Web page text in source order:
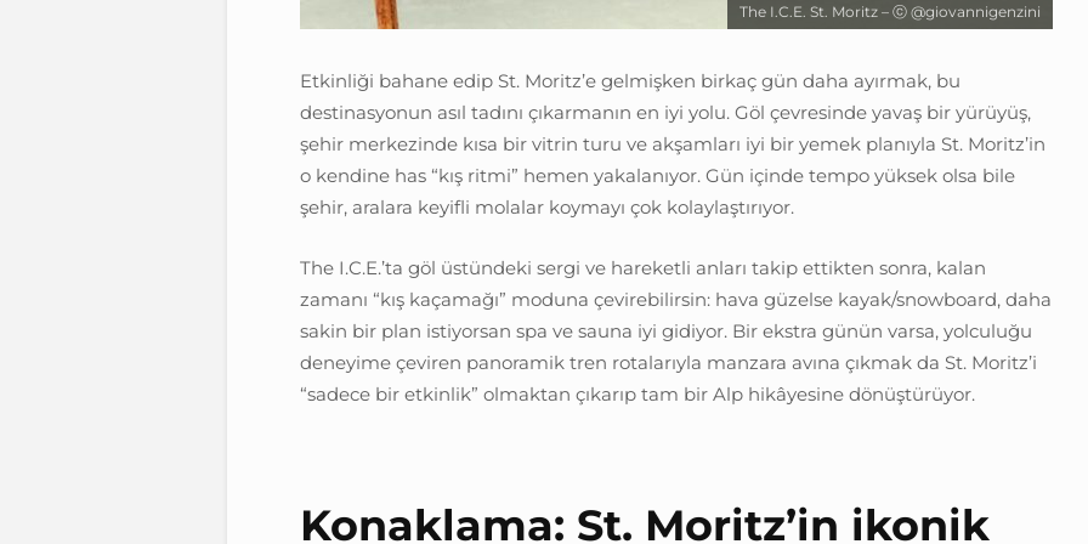
The I.C.E. St. Moritz – ⓒ @giovannigenzini
Etkinliği bahane edip St. Moritz’e gelmişken birkaç gün daha ayırmak, bu
destinasyonun asıl tadını çıkarmanın en iyi yolu. Göl çevresinde yavaş bir yürüyüş,
şehir merkezinde kısa bir vitrin turu ve akşamları iyi bir yemek planıyla St. Moritz’in
o kendine has “kış ritmi” hemen yakalanıyor. Gün içinde tempo yüksek olsa bile
şehir, aralara keyifli molalar koymayı çok kolaylaştırıyor.
The I.C.E.’ta göl üstündeki sergi ve hareketli anları takip ettikten sonra, kalan
zamanı “kış kaçamağı” moduna çevirebilirsin: hava güzelse kayak/snowboard, daha
sakin bir plan istiyorsan spa ve sauna iyi gidiyor. Bir ekstra günün varsa, yolculuğu
deneyime çeviren panoramik tren rotalarıyla manzara avına çıkmak da St. Moritz’i
“sadece bir etkinlik” olmaktan çıkarıp tam bir Alp hikâyesine dönüştürüyor.
Konaklama: St. Moritz’in ikonik